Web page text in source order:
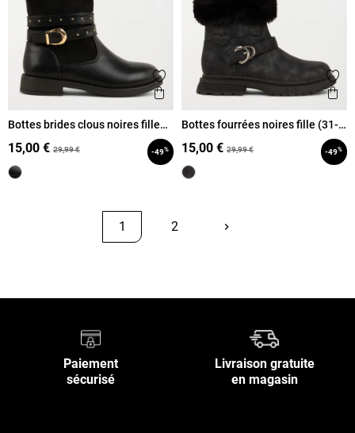
Ajouter aux favoris
Aperçu rapide
Bottes brides clous noires fille
15,00 € 29,99 € -49%
Bottes fourrées noires fille (31-
15,00 € 29,99 € -49%
1 2 keyboard_arrow_rightSuivant
Paiement
sécurisé
Livraison gratuite
en magasin